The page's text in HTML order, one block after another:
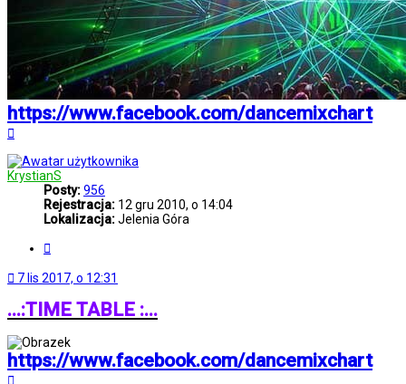
https://www.facebook.com/dancemixchart
KrystianS
Posty:956
Rejestracja: 12 gru 2010, o 14:04
Lokalizacja:Jelenia Góra
7 lis 2017, o 12:31
...:TIME TABLE :...
https://www.facebook.com/dancemixchart